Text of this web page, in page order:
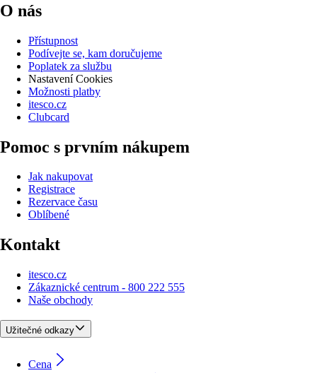
O nás
Přístupnost
Podívejte se, kam doručujeme
Poplatek za službu
Nastavení Cookies
Možnosti platby
itesco.cz
Clubcard
Pomoc s prvním nákupem
Jak nakupovat
Registrace
Rezervace času
Oblíbené
Kontakt
itesco.cz
Zákaznické centrum - 800 222 555
Naše obchody
Užitečné odkazy
Cena